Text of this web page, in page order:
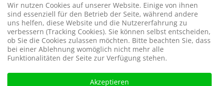
Wir nutzen Cookies auf unserer Website. Einige von ihnen
sind essenziell für den Betrieb der Seite, während andere
uns helfen, diese Website und die Nutzererfahrung zu
verbessern (Tracking Cookies). Sie können selbst entscheiden,
ob Sie die Cookies zulassen möchten. Bitte beachten Sie, dass
bei einer Ablehnung womöglich nicht mehr alle
Funktionalitäten der Seite zur Verfügung stehen.
Akzeptieren